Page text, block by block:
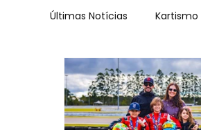
Últimas Notícias Kartismo
Sul Brasileiro de Kart